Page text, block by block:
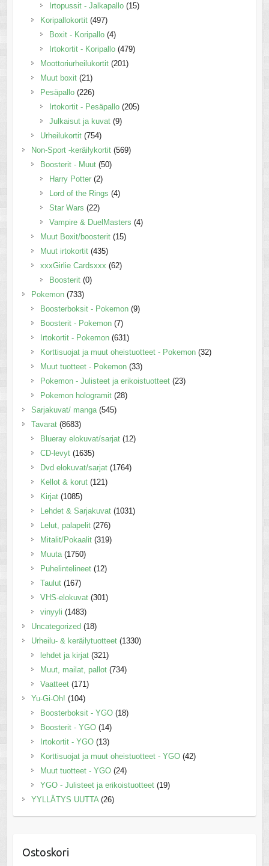
Irtopussit - Jalkapallo (15)
Koripallokortit (497)
Boxit - Koripallo (4)
Irtokortit - Koripallo (479)
Moottoriurheilukortit (201)
Muut boxit (21)
Pesäpallo (226)
Irtokortit - Pesäpallo (205)
Julkaisut ja kuvat (9)
Urheilukortit (754)
Non-Sport -keräilykortit (569)
Boosterit - Muut (50)
Harry Potter (2)
Lord of the Rings (4)
Star Wars (22)
Vampire & DuelMasters (4)
Muut Boxit/boosterit (15)
Muut irtokortit (435)
xxxGirlie Cardsxxx (62)
Boosterit (0)
Pokemon (733)
Boosterboksit - Pokemon (9)
Boosterit - Pokemon (7)
Irtokortit - Pokemon (631)
Korttisuojat ja muut oheistuotteet - Pokemon (32)
Muut tuotteet - Pokemon (33)
Pokemon - Julisteet ja erikoistuotteet (23)
Pokemon hologramit (28)
Sarjakuvat/ manga (545)
Tavarat (8683)
Blueray elokuvat/sarjat (12)
CD-levyt (1635)
Dvd elokuvat/sarjat (1764)
Kellot & korut (121)
Kirjat (1085)
Lehdet & Sarjakuvat (1031)
Lelut, palapelit (276)
Mitalit/Pokaalit (319)
Muuta (1750)
Puhelintelineet (12)
Taulut (167)
VHS-elokuvat (301)
vinyyli (1483)
Uncategorized (18)
Urheilu- & keräilytuotteet (1330)
lehdet ja kirjat (321)
Muut, mailat, pallot (734)
Vaatteet (171)
Yu-Gi-Oh! (104)
Boosterboksit - YGO (18)
Boosterit - YGO (14)
Irtokortit - YGO (13)
Korttisuojat ja muut oheistuotteet - YGO (42)
Muut tuotteet - YGO (24)
YGO - Julisteet ja erikoistuotteet (19)
YYLLÄTYS UUTTA (26)
Ostoskori